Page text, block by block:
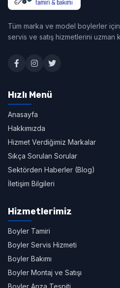
Tüm marka ve model boylerler için
servis ve satış hizmetlerini uzman
Hızlı Menü
Anasayfa
Hakkımızda
Hizmet Verdiğimiz Markalar
Sıkça Sorulan Sorular
Sektörden Haberler (Blog)
İletişim Bilgileri
Hizmetlerimiz
Boyler Tamiri
Boyler Servis Hizmeti
Boyler Bakımı
Boyler Montaj ve Satışı
Boyler Arıza Tespiti